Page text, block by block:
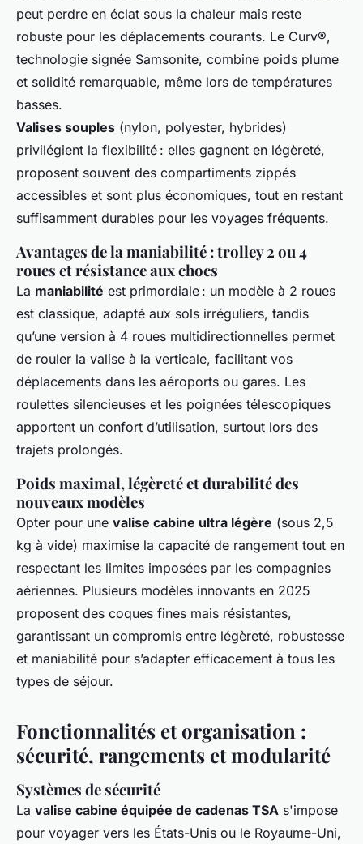
peut perdre en éclat sous la chaleur mais reste
robuste pour les déplacements courants. Le Curv®,
technologie signée Samsonite, combine poids plume
et solidité remarquable, même lors de températures
basses.
Valises souples (nylon, polyester, hybrides)
privilégient la flexibilité : elles gagnent en légèreté,
proposent souvent des compartiments zippés
accessibles et sont plus économiques, tout en restant
suffisamment durables pour les voyages fréquents.
Avantages de la maniabilité : trolley 2 ou 4
roues et résistance aux chocs
La maniabilité est primordiale : un modèle à 2 roues
est classique, adapté aux sols irréguliers, tandis
qu’une version à 4 roues multidirectionnelles permet
de rouler la valise à la verticale, facilitant vos
déplacements dans les aéroports ou gares. Les
roulettes silencieuses et les poignées télescopiques
apportent un confort d’utilisation, surtout lors des
trajets prolongés.
Poids maximal, légèreté et durabilité des
nouveaux modèles
Opter pour une valise cabine ultra légère (sous 2,5
kg à vide) maximise la capacité de rangement tout en
respectant les limites imposées par les compagnies
aériennes. Plusieurs modèles innovants en 2025
proposent des coques fines mais résistantes,
garantissant un compromis entre légèreté, robustesse
et maniabilité pour s’adapter efficacement à tous les
types de séjour.
Fonctionnalités et organisation :
sécurité, rangements et modularité
Systèmes de sécurité
La valise cabine équipée de cadenas TSA s'impose
pour voyager vers les États-Unis ou le Royaume-Uni,